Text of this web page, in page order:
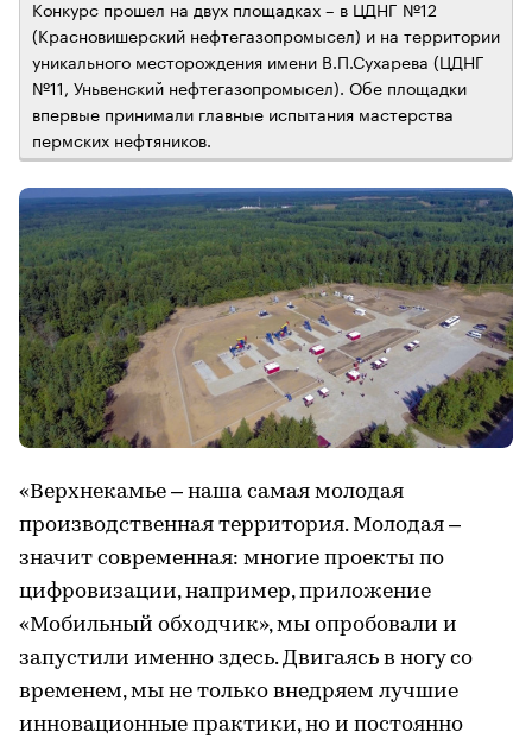
Конкурс прошел на двух площадках – в ЦДНГ №12
(Красновишерский нефтегазопромысел) и на территории
уникального месторождения имени В.П.Сухарева (ЦДНГ
№11, Уньвенский нефтегазопромысел). Обе площадки
впервые принимали главные испытания мастерства
пермских нефтяников.
«Верхнекамье – наша самая молодая
производственная территория. Молодая –
значит современная: многие проекты по
цифровизации, например, приложение
«Мобильный обходчик», мы опробовали и
запустили именно здесь. Двигаясь в ногу со
временем, мы не только внедряем лучшие
инновационные практики, но и постоянно